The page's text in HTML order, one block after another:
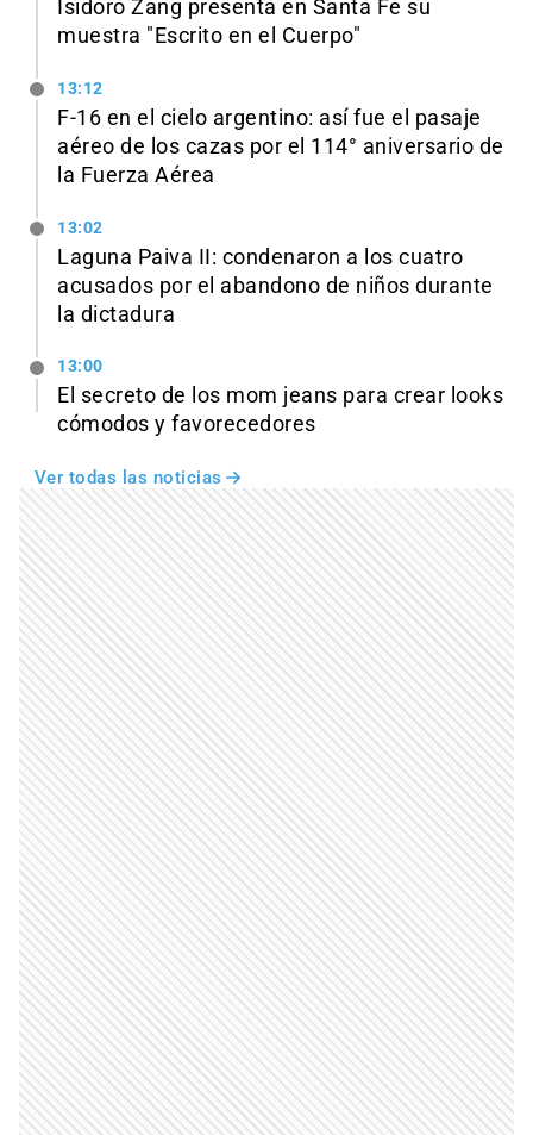
Isidoro Zang presenta en Santa Fe su
muestra "Escrito en el Cuerpo"
13:12
F-16 en el cielo argentino: así fue el pasaje
aéreo de los cazas por el 114° aniversario de
la Fuerza Aérea
13:02
Laguna Paiva II: condenaron a los cuatro
acusados por el abandono de niños durante
la dictadura
13:00
El secreto de los mom jeans para crear looks
cómodos y favorecedores
Ver todas las noticias